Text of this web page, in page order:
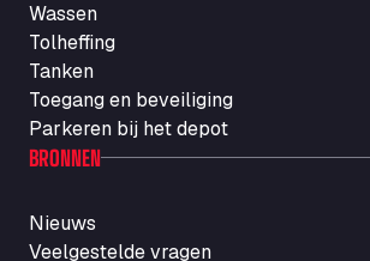
Autotransit Amann
Auf dem Dreisch 8, 34346
Avin Kominis
Vasilikos Intersection E90, 46 100
AW Jenkinson Runcorn Truck
M6 J40, Penrith Industrial Estate,
Wassen
Tolheffing
Tanken
Toegang en beveiliging
Parkeren bij het depot
BRONNEN
Nieuws
Veelgestelde vragen